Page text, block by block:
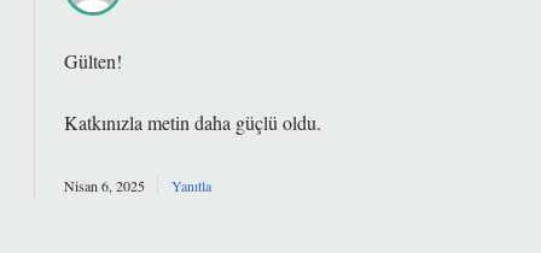
Gülten!
Katkınızla metin daha güçlü oldu.
Nisan 6, 2025 Yanıtla